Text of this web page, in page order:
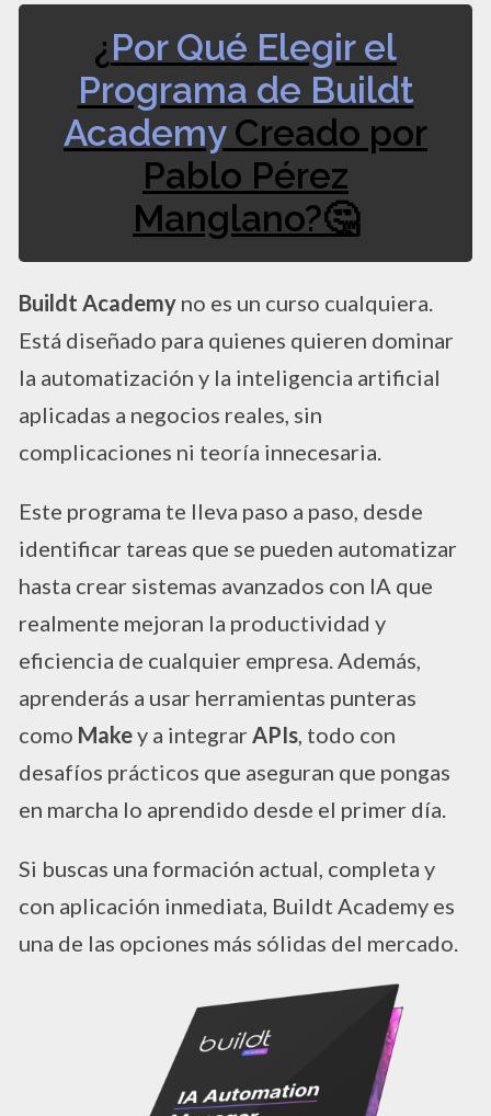
¿Por Qué Elegir el
Programa de Buildt
AcademyCreado por
Pablo Pérez
Manglano?🤔​
Buildt Academy no es un curso cualquiera.
Está diseñado para quienes quieren dominar
la automatización y la inteligencia artificial
aplicadas a negocios reales, sin
complicaciones ni teoría innecesaria.
Este programa te lleva paso a paso, desde
identificar tareas que se pueden automatizar
hasta crear sistemas avanzados con IA que
realmente mejoran la productividad y
eficiencia de cualquier empresa. Además,
aprenderás a usar herramientas punteras
como Makey a integrar APIs, todo con
desafíos prácticos que aseguran que pongas
en marcha lo aprendido desde el primer día.
Si buscas una formación actual, completa y
con aplicación inmediata, Buildt Academy es
una de las opciones más sólidas del mercado.